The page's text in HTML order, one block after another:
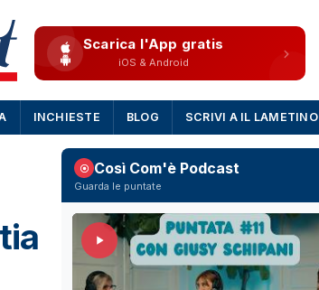
Scarica l'App gratis
iOS & Android
INCHIESTE BLOG SCRIVI A IL LAMETINO
Così Com'è Podcast
Guarda le puntate